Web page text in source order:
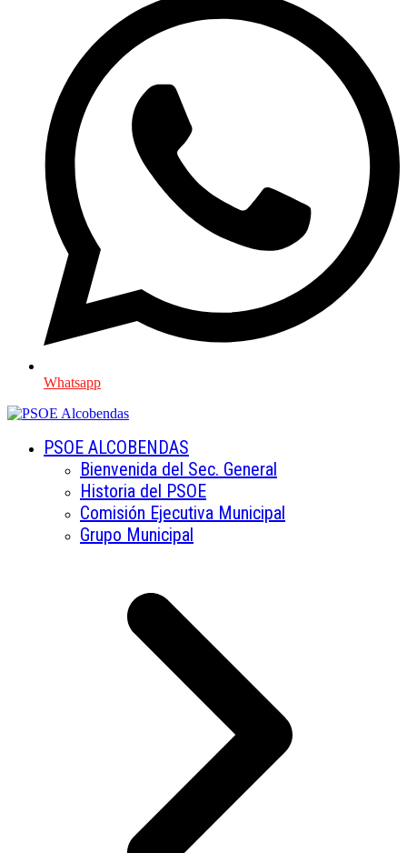
Whatsapp
PSOE ALCOBENDAS
Bienvenida del Sec. General
Historia del PSOE
Comisión Ejecutiva Municipal
Grupo Municipal